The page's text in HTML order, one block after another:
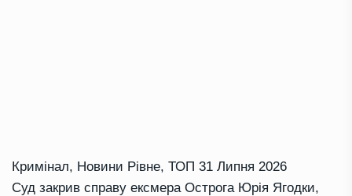
Кримінал, Новини Рівне, ТОП 31 Липня 2026
Суд закрив справу ексмера Острога Юрія Ягодки,